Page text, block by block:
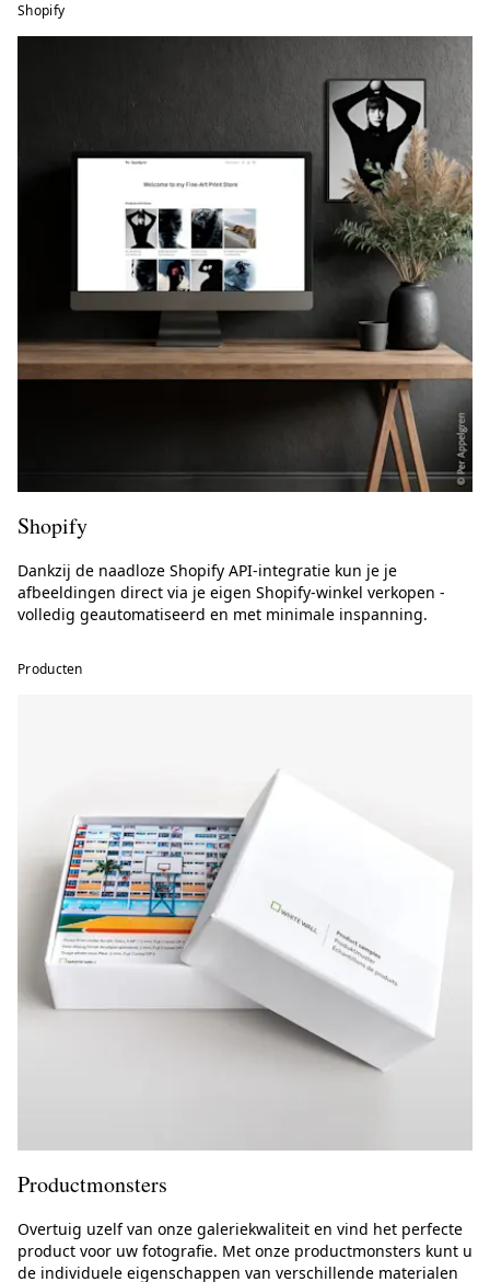
Shopify
Shopify
Dankzij de naadloze Shopify API-integratie kun je je
afbeeldingen direct via je eigen Shopify-winkel verkopen -
volledig geautomatiseerd en met minimale inspanning.
Producten
Productmonsters
Overtuig uzelf van onze galeriekwaliteit en vind het perfecte
product voor uw fotografie. Met onze productmonsters kunt u
de individuele eigenschappen van verschillende materialen